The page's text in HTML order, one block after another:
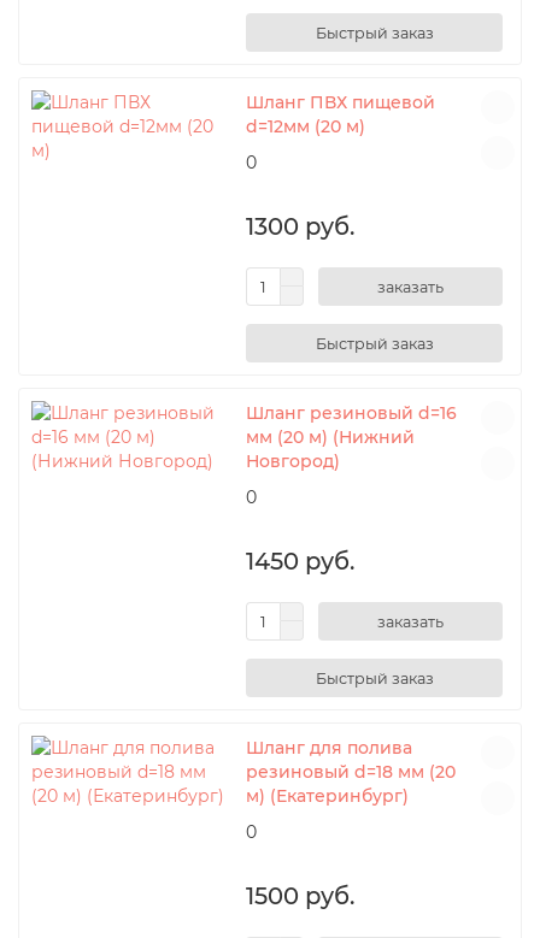
Шланг ПВХ пищевой
d=12мм (20 м)
0
1300 руб.
заказать
Шланг резиновый d=16
мм (20 м) (Нижний
Новгород)
0
1450 руб.
заказать
Шланг для полива
резиновый d=18 мм (20
м) (Екатеринбург)
0
1500 руб.